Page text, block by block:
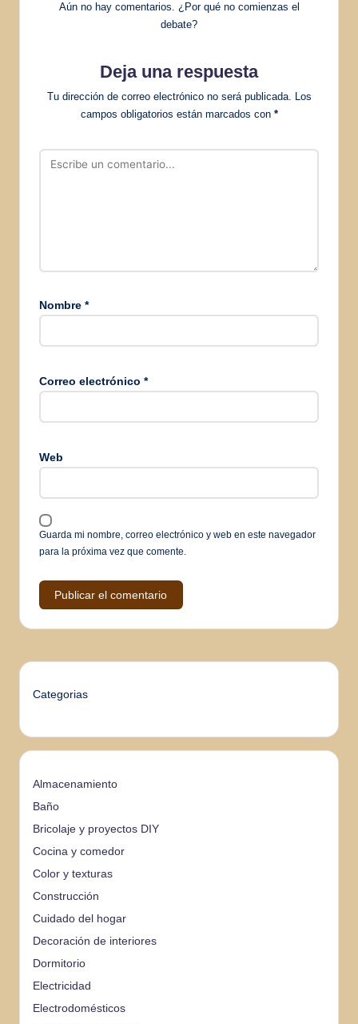
Aún no hay comentarios. ¿Por qué no comienzas el
debate?
Deja una respuesta
Tu dirección de correo electrónico no será publicada.
Los
campos obligatorios están marcados con *
Nombre *
Correo electrónico *
Web
Guarda mi nombre, correo electrónico y web en este navegador
para la próxima vez que comente.
Categorias
Almacenamiento
Baño
Bricolaje y proyectos DIY
Cocina y comedor
Color y texturas
Construcción
Cuidado del hogar
Decoración de interiores
Dormitorio
Electricidad
Electrodomésticos